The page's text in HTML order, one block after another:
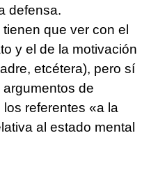
defensa.
que ver con el
y el de la motivación
etcétera), pero sí
de
referentes «a la
al estado mental